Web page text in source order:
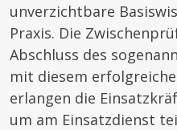
unverzichtbare
Praxis. Die
Abschluss des
mit diesem
erlangen die
um am Einsatzdienst